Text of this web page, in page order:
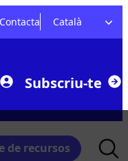
Contacta Català
Subscriu-te
de recursos
for: